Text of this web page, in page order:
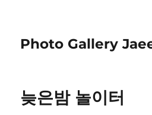
Photo Gallery
늦은밤 놀이터